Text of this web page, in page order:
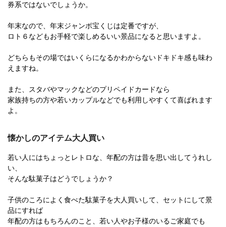
券系ではないでしょうか。
年末なので、年末ジャンボ宝くじは定番ですが、
ロト６などもお手軽で楽しめるいい景品になると思いますよ。
どちらもその場ではいくらになるかわからないドキドキ感も味わ
えますね。
また、スタバやマックなどのプリペイドカードなら
家族持ちの方や若いカップルなどでも利用しやすくて喜ばれます
よ。
懐かしのアイテム大人買い
若い人にはちょっとレトロな、年配の方は昔を思い出してうれし
い、
そんな駄菓子はどうでしょうか？
子供のころによく食べた駄菓子を大人買いして、セットにして景
品にすれば
年配の方はもちろんのこと、若い人やお子様のいるご家庭でも